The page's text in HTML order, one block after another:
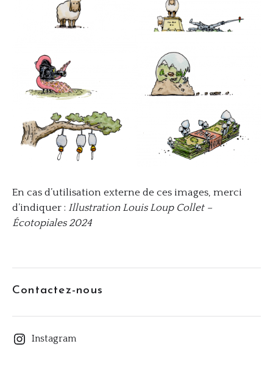
En cas d’utilisation externe de ces images, merci
d’indiquer : Illustration Louis Loup Collet –
Écotopiales 2024
Contactez-nous
Instagram